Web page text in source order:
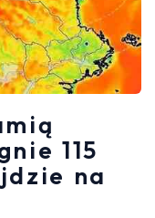
115
na